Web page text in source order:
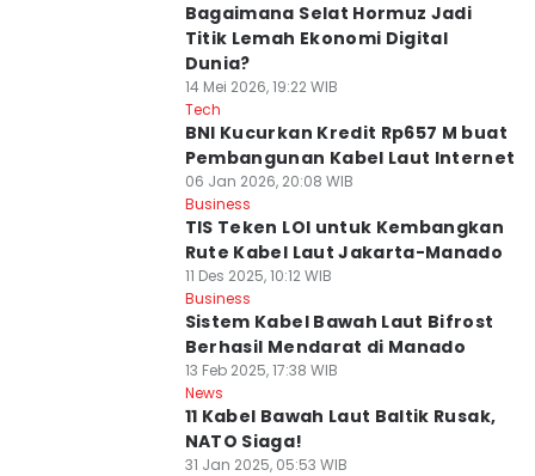
Bagaimana Selat Hormuz Jadi
Titik Lemah Ekonomi Digital
Dunia?
14 Mei 2026, 19:22 WIB
Tech
BNI Kucurkan Kredit Rp657 M buat
Pembangunan Kabel Laut Internet
06 Jan 2026, 20:08 WIB
Business
TIS Teken LOI untuk Kembangkan
Rute Kabel Laut Jakarta-Manado
11 Des 2025, 10:12 WIB
Business
Sistem Kabel Bawah Laut Bifrost
Berhasil Mendarat di Manado
13 Feb 2025, 17:38 WIB
News
11 Kabel Bawah Laut Baltik Rusak,
NATO Siaga!
31 Jan 2025, 05:53 WIB